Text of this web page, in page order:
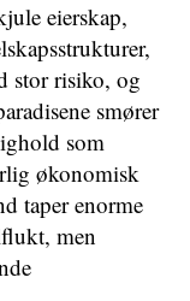
eierskap,
stor risiko, og
smører
som
økonomisk
taper enorme
men